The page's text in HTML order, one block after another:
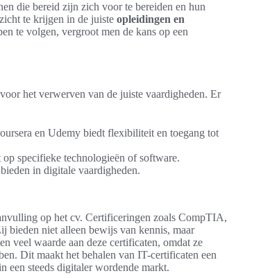
die bereid zijn zich voor te bereiden en hun
te krijgen in de juiste opleidingen en
te volgen, vergroot men de kans op een
het verwerven van de juiste vaardigheden. Er
en Udemy biedt flexibiliteit en toegang tot
op specifieke technologieën of software.
in digitale vaardigheden.
op het cv. Certificeringen zoals CompTIA,
bieden niet alleen bewijs van kennis, maar
veel waarde aan deze certificaten, omdat ze
Dit maakt het behalen van IT-certificaten een
een steeds digitaler wordende markt.